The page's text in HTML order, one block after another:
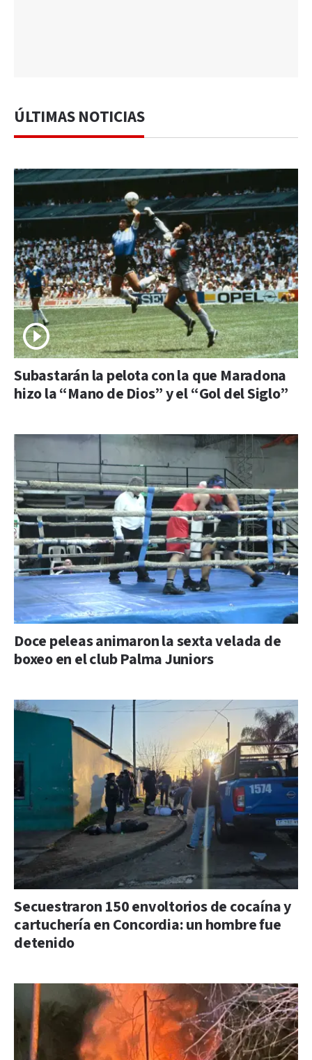
ÚLTIMAS NOTICIAS
Subastarán la pelota con la que Maradona
hizo la “Mano de Dios” y el “Gol del Siglo”
Doce peleas animaron la sexta velada de
boxeo en el club Palma Juniors
Secuestraron 150 envoltorios de cocaína y
cartuchería en Concordia: un hombre fue
detenido